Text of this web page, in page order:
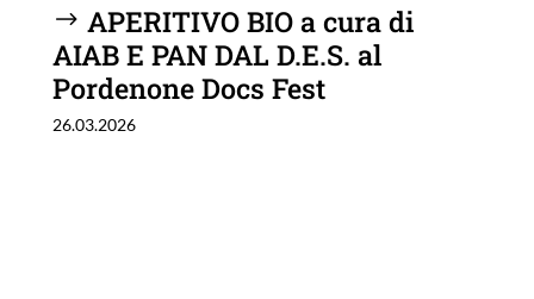
APERITIVO BIO a cura di
AIAB E PAN DAL D.E.S. al
Pordenone Docs Fest
26.03.2026